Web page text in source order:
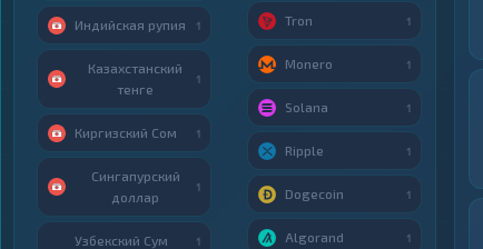
Индийская рупия 1
Казахстанский
тенге
1
Киргизский Сом 1
Сингапурский
доллар
1
Узбекский Сум 1
Tron 1
Monero 1
Solana 1
Ripple 1
Dogecoin 1
Algorand 1